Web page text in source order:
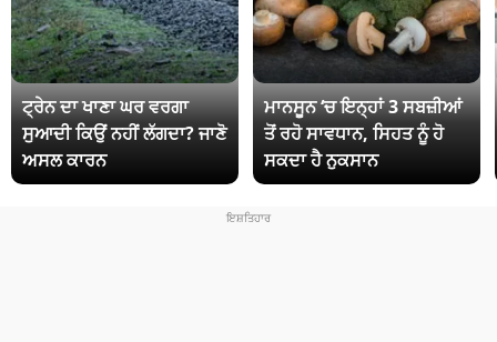
ਟ੍ਰੇਨ ਦਾ ਖਾਣਾ ਘਰ ਵਰਗਾ
ਸੁਆਦੀ ਕਿਉਂ ਨਹੀਂ ਲੱਗਦਾ? ਜਾਣੋ
ਅਸਲ ਕਾਰਨ
ਮਾਨਸੂਨ ‘ਚ ਇਨ੍ਹਾਂ 3 ਸਬਜ਼ੀਆਂ
ਤੋਂ ਰਹੋ ਸਾਵਧਾਨ, ਸਿਹਤ ਨੂੰ ਹੋ
ਸਕਦਾ ਹੈ ਨੁਕਸਾਨ